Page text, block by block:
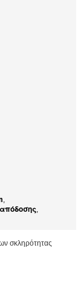
,
,
σκληρότητας